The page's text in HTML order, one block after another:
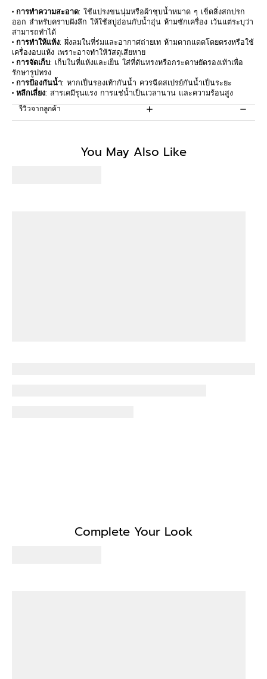
• การทำความสะอาด: ใช้แปรงขนนุ่มหรือผ้าชุบน้ำหมาด ๆ เช็ดสิ่งสกปรก
ออก สำหรับคราบฝังลึก ให้ใช้สบู่อ่อนกับน้ำอุ่น ห้ามซักเครื่อง เว้นแต่ระบุว่า
สามารถทำได้
• การทำให้แห้ง: ผึ่งลมในที่ร่มและอากาศถ่ายเท ห้ามตากแดดโดยตรงหรือใช้
เครื่องอบแห้ง เพราะอาจทำให้วัสดุเสียหาย
• การจัดเก็บ: เก็บในที่แห้งและเย็น ใส่ที่ดันทรงหรือกระดาษยัดรองเท้าเพื่อ
รักษารูปทรง
• การป้องกันน้ำ: หากเป็นรองเท้ากันน้ำ ควรฉีดสเปรย์กันน้ำเป็นระยะ
• หลีกเลี่ยง: สารเคมีรุนแรง การแช่น้ำเป็นเวลานาน และความร้อนสูง
รีวิวจากลูกค้า
You May Also Like
Complete Your Look